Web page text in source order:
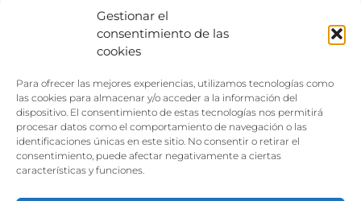
Gestionar el
consentimiento de las
cookies
Para ofrecer las mejores experiencias, utilizamos tecnologías como
las cookies para almacenar y/o acceder a la información del
dispositivo. El consentimiento de estas tecnologías nos permitirá
procesar datos como el comportamiento de navegación o las
identificaciones únicas en este sitio. No consentir o retirar el
consentimiento, puede afectar negativamente a ciertas
características y funciones.
El empleo, la gran llave para una vida
independiente: Fundación Dfa reclama un
impulso decidido a la inclusión laboral de las
personas con discapacidad
Clown, circo y magia: el Jardín de las Artes
de julio con su segundo “Festival